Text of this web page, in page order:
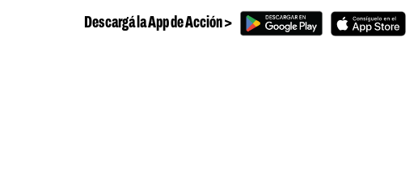
Descargá la App de Acción >